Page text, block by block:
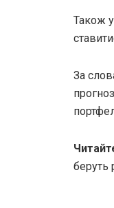
Також
За
беруть